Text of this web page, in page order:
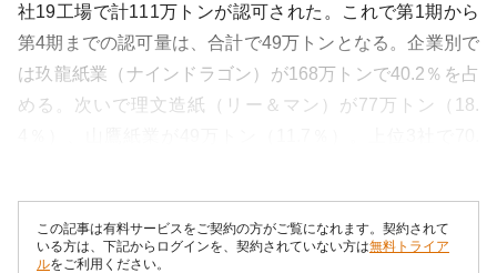
社19工場で計111万トンが認可された。これで第1期から
第4期までの認可量は、合計で49万トンとなる。企業別で
は玖龍紙業（ナインドラゴン）が168万トンで40.2％を占
める。次いで理文造紙（リー＆マン）が77万トン（18.
この記事は有料サービスをご契約の方がご覧になれます。契約されて
いる方は、下記からログインを、契約されていない方は無料トライア
ルをご利用ください。